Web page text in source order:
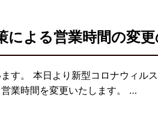
による営業時間の変
す。 本日より新型コロナウィル
業時間を変更いたします。 …